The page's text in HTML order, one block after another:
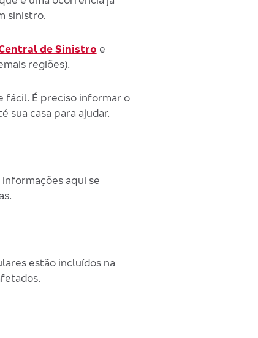
sinistro.
de Sinistro e
regiões).
fácil. É preciso informar o
sua casa para ajudar.
informações aqui se
estão incluídos na